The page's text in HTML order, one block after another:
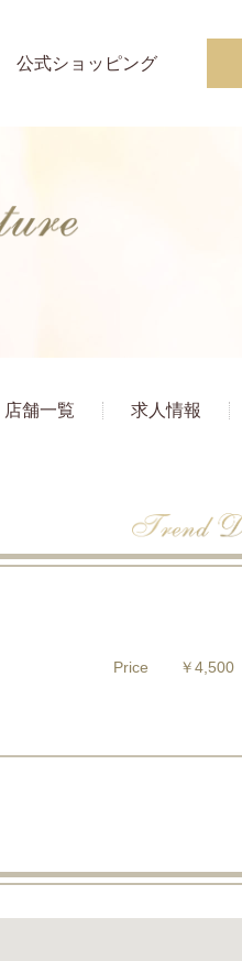
公式ショッピング
店舗一覧 求人情報
Price ￥4,500